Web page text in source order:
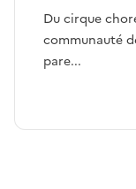
Du cirque
communauté
pare...